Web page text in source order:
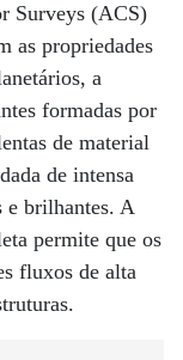
Surveys (ACS)
as propriedades
a
formadas por
de material
de intensa
e brilhantes. A
permite que os
fluxos de alta